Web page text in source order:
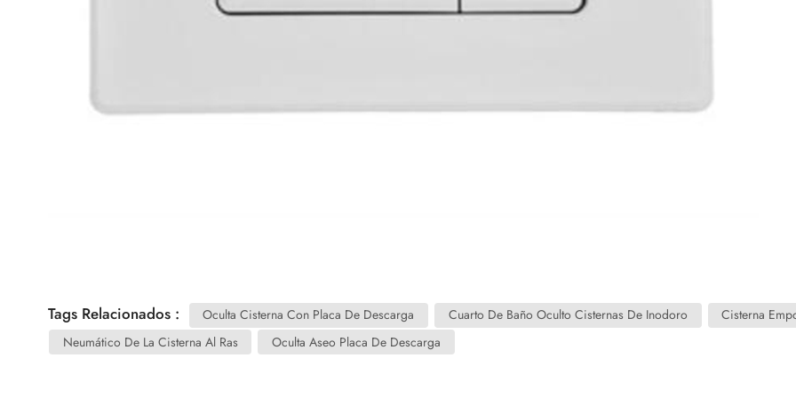
Tags Relacionados : Oculta Cisterna Con Placa De Descarga Cuarto De Baño Oculto Cisternas De Inodoro
Cisterna
Neumático De La Cisterna Al Ras
Oculta Aseo Placa De Descarga